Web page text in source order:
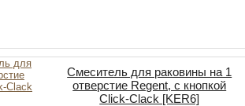
Смеситель для раковины на 1
отверстие Regent, с кнопкой
Click-Clack [KER6]